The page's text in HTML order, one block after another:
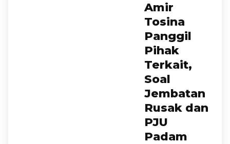
Amir
Tosina
Panggil
Pihak
Terkait,
Soal
Jembatan
Rusak dan
PJU
Padam